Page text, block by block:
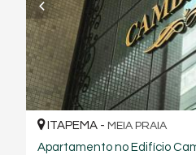
ITAPEMA - MEIA PRAIA
Apartamento no Edifício